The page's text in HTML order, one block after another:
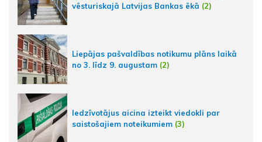
vēsturiskajā Latvijas Bankas ēkā (2)
Liepājas pašvaldības notikumu plāns laikā
no 3. līdz 9. augustam (2)
Iedzīvotājus aicina izteikt viedokli par
saistošajiem noteikumiem (3)